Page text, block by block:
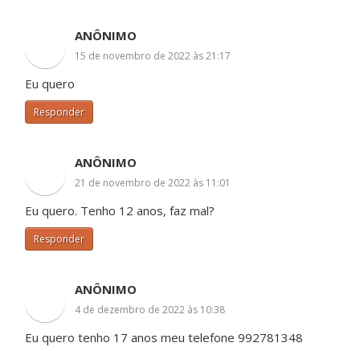
ANÔNIMO
15 de novembro de 2022 às 21:17
Eu quero
Responder
ANÔNIMO
21 de novembro de 2022 às 11:01
Eu quero. Tenho 12 anos, faz mal?
Responder
ANÔNIMO
4 de dezembro de 2022 às 10:38
Eu quero tenho 17 anos meu telefone 992781348